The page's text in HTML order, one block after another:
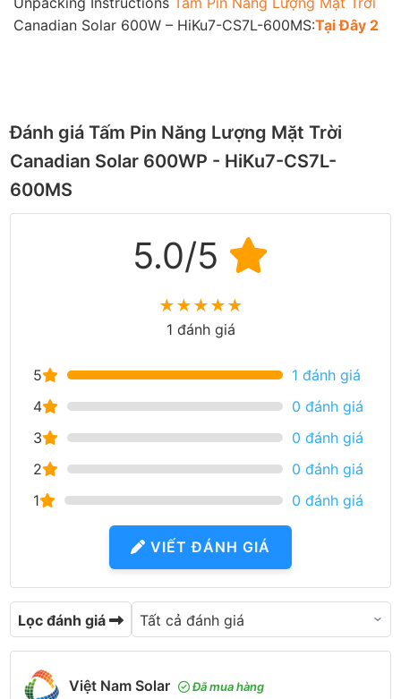
Canadian Solar 600W – HiKu7-CS7L-600MS:Tại Đây 2
Đánh giá Tấm Pin Năng Lượng Mặt Trời
Canadian Solar 600WP - HiKu7-CS7L-
600MS
5.0/5
★★★★★
1 đánh giá
5
1 đánh giá
4
0 đánh giá
3
0 đánh giá
2
0 đánh giá
1
0 đánh giá
VIẾT ĐÁNH GIÁ
Lọc đánh giá
Việt Nam Solar Đã mua hàng